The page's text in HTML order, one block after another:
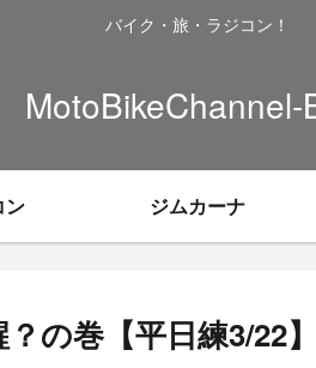
バイク・旅・ラジコン！
MotoBikeChannel-
ン ジムカーナ
の巻【平日練3/22】